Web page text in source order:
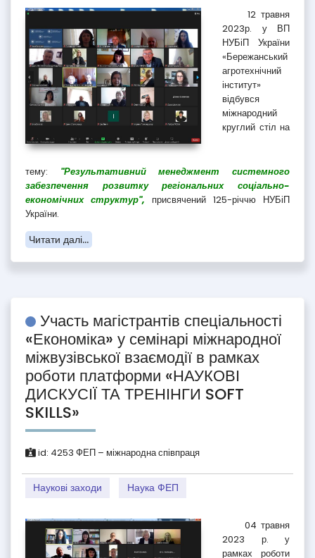
12 травня
2023р. у ВП
НУБіП України
«Бережанський
агротехнічний
інститут»
відбувся
міжнародний
круглий стіл на
тему: "Результативний менеджмент системного
забезпечення розвитку регіональних соціально-
економічних структур", присвячений 125-річчю НУБіП
України.
Читати далі...
Участь магістрантів спеціальності
«Економіка» у семінарі міжнародної
міжвузівської взаємодії в рамках
роботи платформи «НАУКОВІ
ДИСКУСІЇ ТА ТРЕНІНГИ SOFT
SKILLS»
id: 4253 ФЕП – міжнародна співпраця
Наукові заходи Наука ФЕП
04 травня
2023 р. у
рамках роботи